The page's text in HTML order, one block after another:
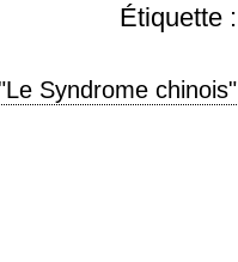
Étiquette :
Syndrome chinois"